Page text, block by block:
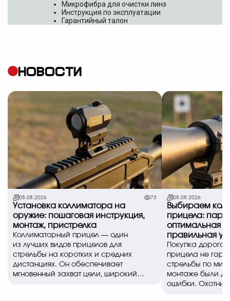
Микрофибра для очистки линз
Инструкция по эксплуатации
Гарантийный талон
НОВОСТИ
05.08.2026 73
Установка коллиматора на
оружие: пошаговая инструкция,
монтаж, пристрелка
Коллиматорный прицел — один
из лучших видов прицелов для
стрельбы на коротких и средних
дистанциях. Он обеспечивает
мгновенный захват цели, широкий
05.08.2026
Выбираем
прицела:
оптимальная
правильная
Покупка
прицела не
стрельбы по
монтаже были
ошибки.